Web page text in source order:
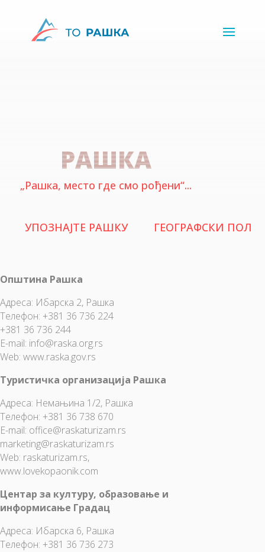
РАШКА
„Рашка, место где смо рођени“...
УПОЗНАЈТЕ РАШКУ
ГЕОГРАФСКИ
Општина Рашка
Адреса: Ибарска 2, Рашка
Телефон: +381 36 736 224
+381 36 736 244
E-mail: info@raska.org.rs
Web: www.raska.gov.rs
Туристичка организација Рашка
Адреса: Немањина 1/2, Рашка
Телефон: +381 36 738 670
E-mail: office@raskaturizam.rs
marketing@raskaturizam.rs
Web: raskaturizam.rs,
www.lovekopaonik.com
Центар за културу, образовање и
информисање Градац
Адреса: Ибарска 6, Рашка
Телефон: +381 36 736 273